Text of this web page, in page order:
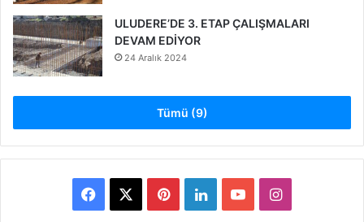
ULUDERE’DE 3. ETAP ÇALIŞMALARI
DEVAM EDİYOR
24 Aralık 2024
Tümü (9)
Facebook PinterestLinkedInYouTubeInstagram